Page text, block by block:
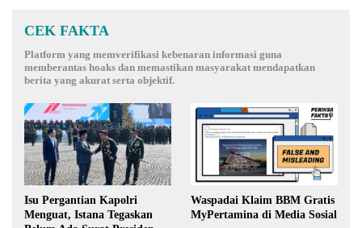
CEK FAKTA
Platform yang memverifikasi kebenaran informasi guna
memberantas hoaks dan memastikan masyarakat mendapatkan
berita yang akurat serta objektif.
Isu Pergantian Kapolri
Menguat, Istana Tegaskan
Waspadai Klaim BBM Gratis
MyPertamina di Media Sosial